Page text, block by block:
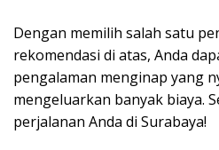
Dengan memilih salah satu
rekomendasi di atas, Anda
pengalaman menginap yang
mengeluarkan banyak biaya.
perjalanan Anda di Surabaya!